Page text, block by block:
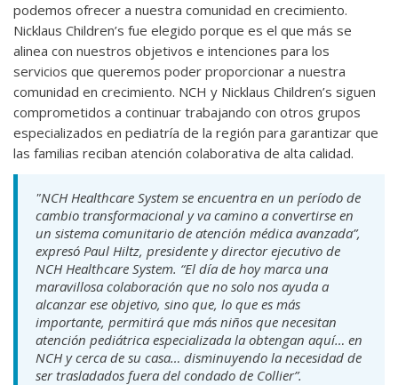
podemos ofrecer a nuestra comunidad en crecimiento.
Nicklaus Children’s fue elegido porque es el que más se
alinea con nuestros objetivos e intenciones para los
servicios que queremos poder proporcionar a nuestra
comunidad en crecimiento. NCH y Nicklaus Children’s siguen
comprometidos a continuar trabajando con otros grupos
especializados en pediatría de la región para garantizar que
las familias reciban atención colaborativa de alta calidad.
"NCH Healthcare System se encuentra en un período de
cambio transformacional y va camino a convertirse en
un sistema comunitario de atención médica avanzada”,
expresó Paul Hiltz, presidente y director ejecutivo de
NCH Healthcare System. “El día de hoy marca una
maravillosa colaboración que no solo nos ayuda a
alcanzar ese objetivo, sino que, lo que es más
importante, permitirá que más niños que necesitan
atención pediátrica especializada la obtengan aquí… en
NCH y cerca de su casa… disminuyendo la necesidad de
ser trasladados fuera del condado de Collier”.